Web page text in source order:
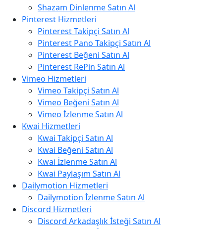
Shazam Dinlenme Satın Al
Pinterest Hizmetleri
Pinterest Takipçi Satın Al
Pinterest Pano Takipçi Satın Al
Pinterest Beğeni Satın Al
Pinterest RePin Satın Al
Vimeo Hizmetleri
Vimeo Takipçi Satın Al
Vimeo Beğeni Satın Al
Vimeo İzlenme Satın Al
Kwai Hizmetleri
Kwai Takipçi Satın Al
Kwai Beğeni Satın Al
Kwai İzlenme Satın Al
Kwai Paylaşım Satın Al
Dailymotion Hizmetleri
Dailymotion İzlenme Satın Al
Discord Hizmetleri
Discord Arkadaşlık İsteği Satın Al